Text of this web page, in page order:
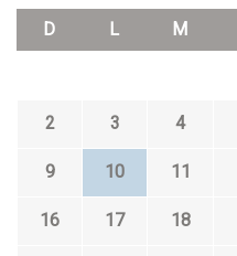
D L M
2 3 4
9 10 11
16 17 18